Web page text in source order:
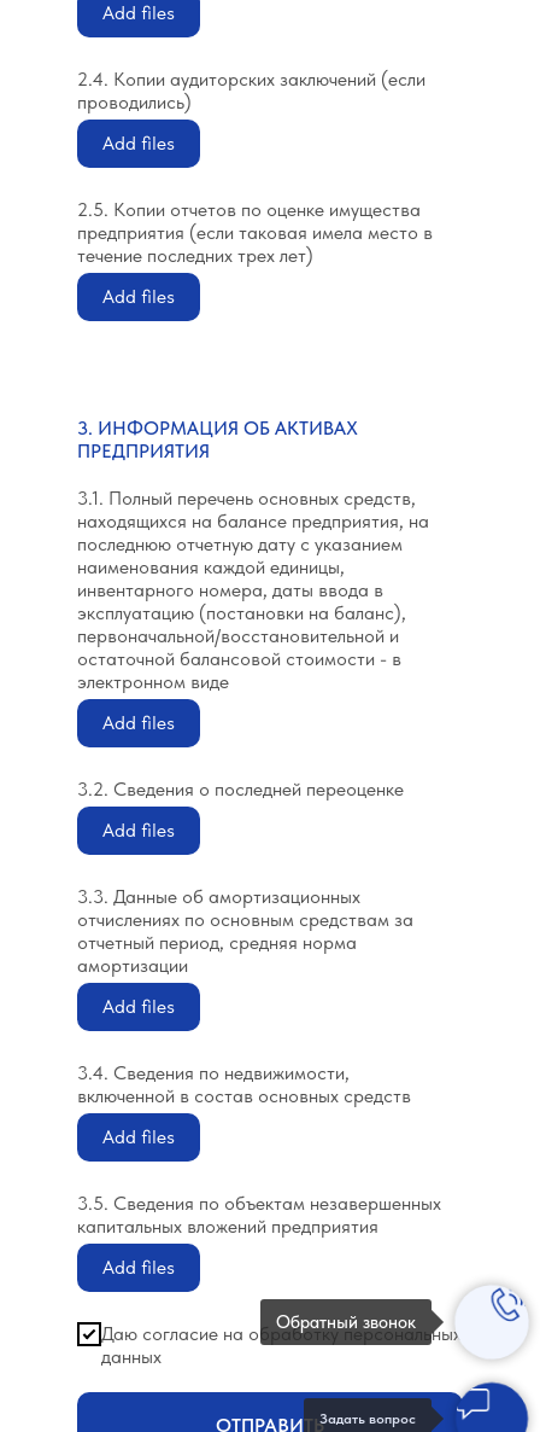
Обратный звонок
Задать вопрос
Add files
2.4. Копии аудиторских заключений (если
проводились)
Add files
2.5. Копии отчетов по оценке имущества
предприятия (если таковая имела место в
течение последних трех лет)
Add files
3. ИНФОРМАЦИЯ ОБ АКТИВАХ
ПРЕДПРИЯТИЯ
3.1. Полный перечень основных средств,
находящихся на балансе предприятия, на
последнюю отчетную дату с указанием
наименования каждой единицы,
инвентарного номера, даты ввода в
эксплуатацию (постановки на баланс),
первоначальной/восстановительной и
остаточной балансовой стоимости - в
электронном виде
Add files
3.2. Сведения о последней переоценке
Add files
3.3. Данные об амортизационных
отчислениях по основным средствам за
отчетный период, средняя норма
амортизации
Add files
3.4. Сведения по недвижимости,
включенной в состав основных средств
Add files
3.5. Сведения по объектам незавершенных
капитальных вложений предприятия
Add files
Даю согласие на обработку персональных
данных
ОТПРАВИТЬ